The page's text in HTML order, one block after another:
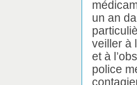
un an
veiller à
et à
police